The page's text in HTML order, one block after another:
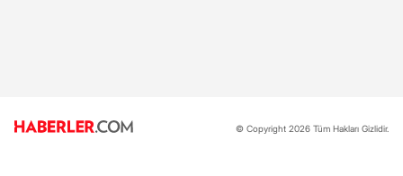
© Copyright 2026 Tüm Hakları Gizlidir.